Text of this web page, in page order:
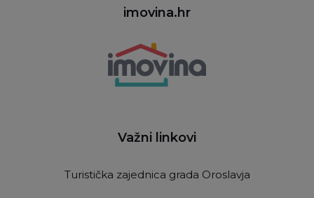
imovina.hr
Važni linkovi
Turistička zajednica grada Oroslavja